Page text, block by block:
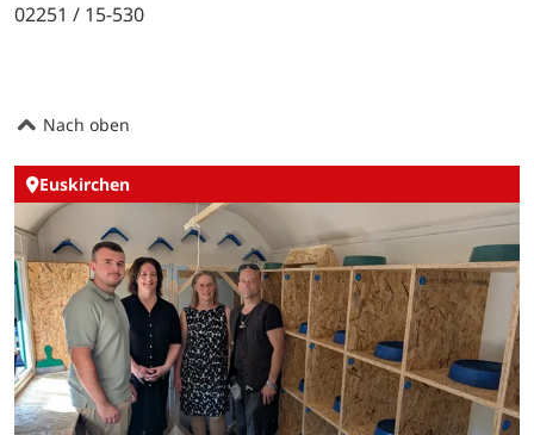
02251 / 15-530
Nach oben
Euskirchen